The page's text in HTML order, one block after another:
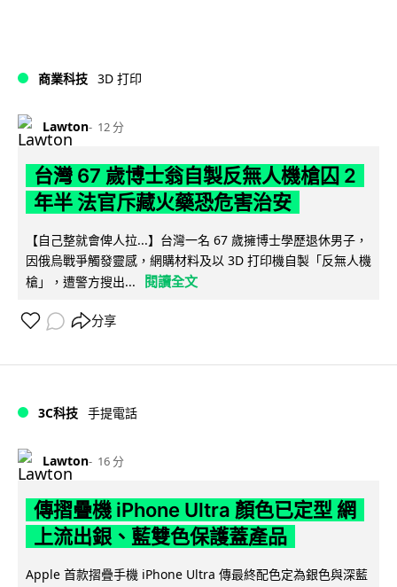
商業科技 3D 打印
Lawton 12 分
台灣 67 歲博士翁自製反無人機槍囚 2
年半 法官斥藏火藥恐危害治安
【自己整就會俾人拉...】台灣一名 67 歲擁博士學歷退休男子，
因俄烏戰爭觸發靈感，網購材料及以 3D 打印機自製「反無人機
槍」，遭警方搜出...
閱讀全文
分享
3C科技 手提電話
Lawton 16 分
傳摺疊機 iPhone Ultra 顏色已定型 網
上流出銀、藍雙色保護蓋產品
Apple 首款摺疊手機 iPhone Ultra 傳最終配色定為銀色與深藍